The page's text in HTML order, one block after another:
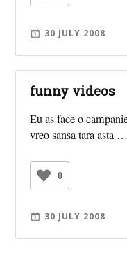
30 JULY 2008
funny videos
Eu as face o
vreo sansa tara asta …
0
30 JULY 2008